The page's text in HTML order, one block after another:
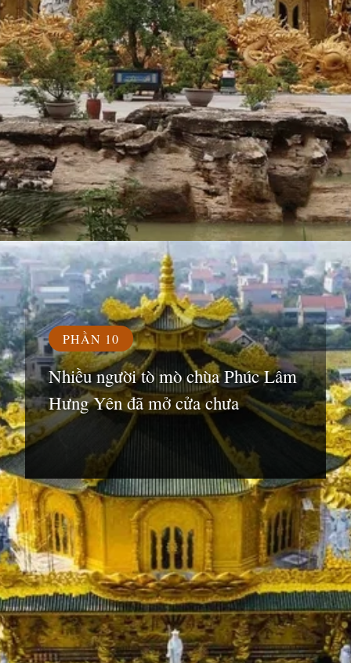
Đang mởhttps://susach.edu.vn/chua-phuc-lam
PHẦN 10
Nhiều người tò mò chùa Phúc Lâm
Hưng Yên đã mở cửa chưa